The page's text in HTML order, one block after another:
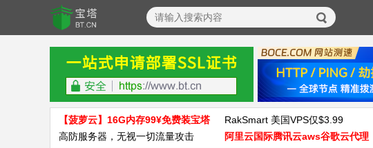
【菠萝云】16G内存99¥免费装宝塔 RakSmart 美国VPS仅$3.99
高防服务器，无视一切流量攻击
阿里云国际腾讯云aws谷歌云代理